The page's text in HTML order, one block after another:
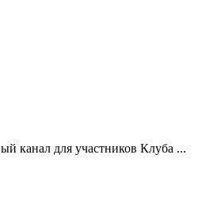
канал для участников Клуба ...